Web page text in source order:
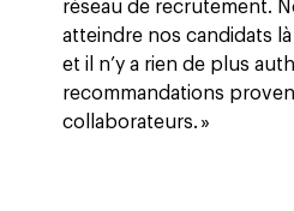
réseau de recrutement.
atteindre nos candidats
et il n’y a rien de plus
recommandations
collaborateurs. »